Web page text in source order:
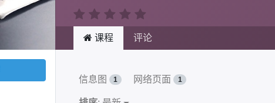
课程 评论
信息图 1 网络页面 1